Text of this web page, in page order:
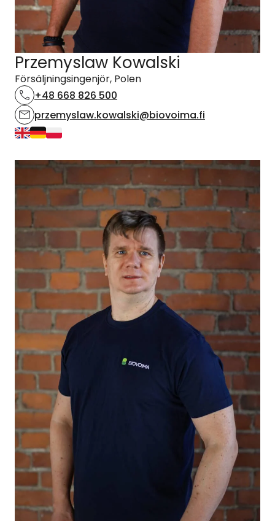
Przemyslaw Kowalski
Försäljningsingenjör, Polen
+48 668 826 500
przemyslaw.kowalski@biovoima.fi